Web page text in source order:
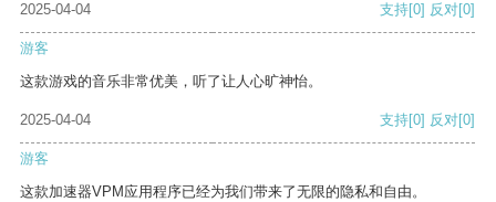
2025-04-04
支持[0] 反对[0]
游客
这款游戏的音乐非常优美，听了让人心旷神怡。
2025-04-04 支持[0] 反对[0]
游客
这款加速器VPM应用程序已经为我们带来了无限的隐私和自由。